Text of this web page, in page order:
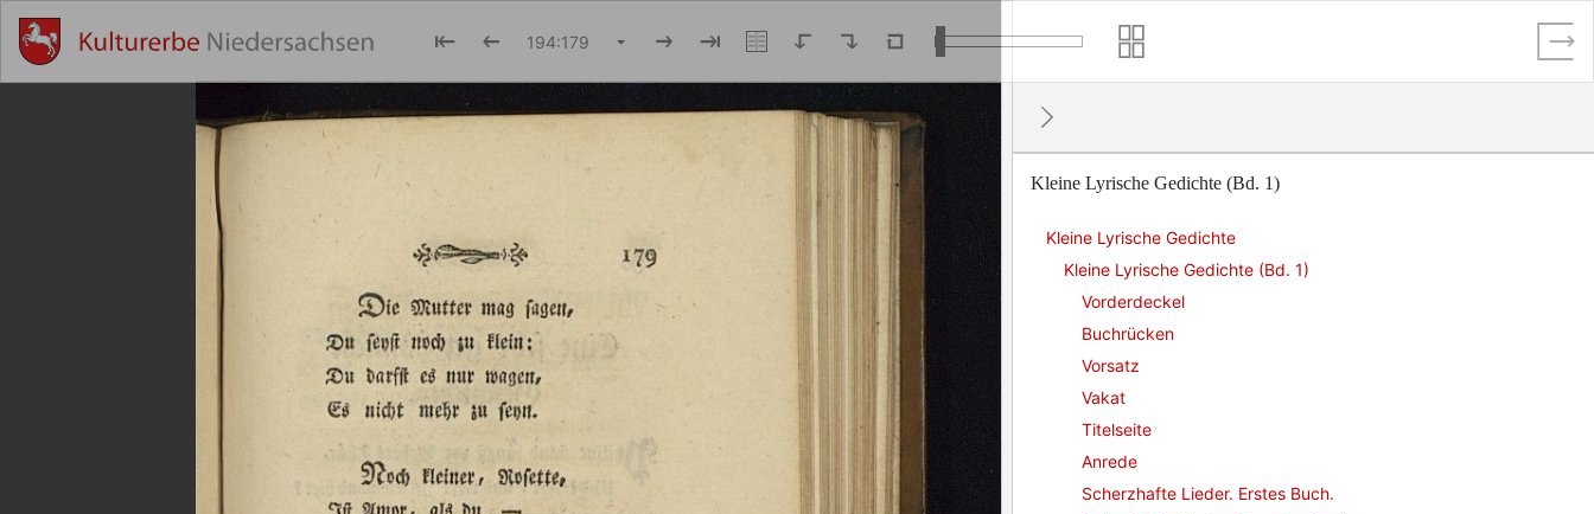
Kleine Lyrische Gedichte (Bd. 1)
Kleine Lyrische Gedichte
Kleine Lyrische Gedichte (Bd. 1)
Vorderdeckel
Buchrücken
Vorsatz
Vakat
Titelseite
Anrede
Scherzhafte Lieder. Erstes Buch.